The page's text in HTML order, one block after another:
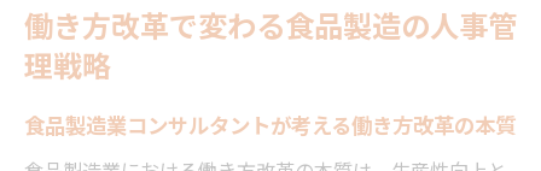
働き方改革で変わる食品製造の人事管
理戦略
食品製造業コンサルタントが考える働き方改革の本質